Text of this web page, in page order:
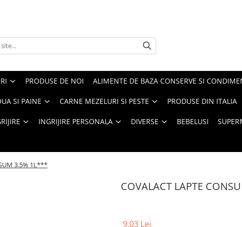
PRODUSE DE NOI ALIMENTE DE BAZA CONSERVE SI
SI PAINE CARNE MEZELURI SI PESTE PRODUSE DIN ITALIA
INGRIJIRE PERSONALA DIVERSE BEBELUSI
3.5% 1L***
COVALACT LAPTE
9,03 Lei